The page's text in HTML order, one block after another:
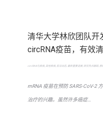
清华大学林欣团队开
circRNA疫苗，有效
circRNA与疾病 其他疾病 前沿动态 最新重要进展 研究热点跟踪 肺
mRNA 疫苗在预防 SARS-CoV-2
治疗的兴趣。虽然许多癌症…